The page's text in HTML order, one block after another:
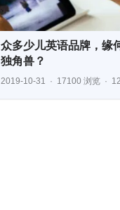
众多少儿英语品牌，缘
独角兽？
2019-10-31 17100 浏览